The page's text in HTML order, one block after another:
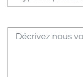
Message